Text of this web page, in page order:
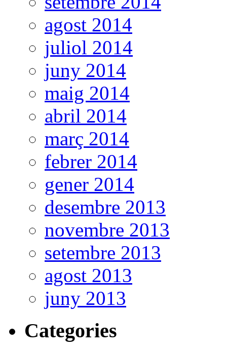
agost 2014
juliol 2014
juny 2014
maig 2014
abril 2014
març 2014
febrer 2014
gener 2014
desembre 2013
novembre 2013
setembre 2013
agost 2013
juny 2013
Categories